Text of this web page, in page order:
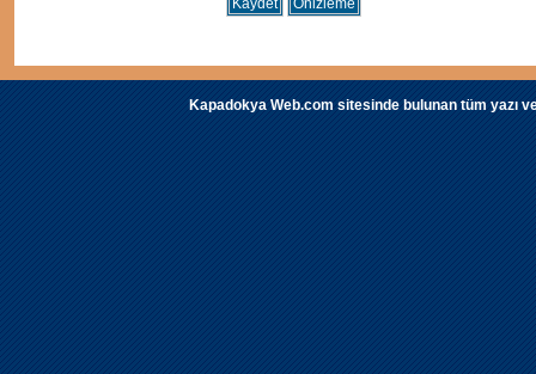
Kapadokya Web.com sitesinde bulunan tüm yazı